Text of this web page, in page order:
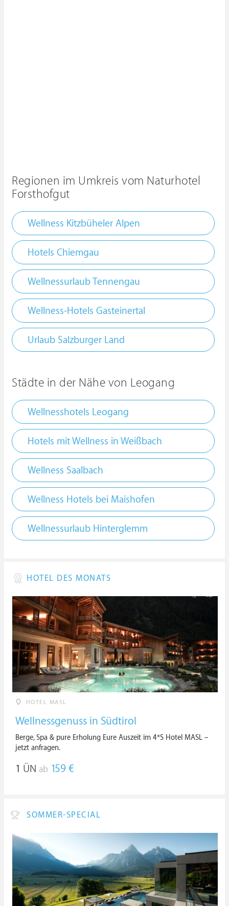
Regionen im Umkreis vom Naturhotel
Forsthofgut
Wellness Kitzbüheler Alpen
Hotels Chiemgau
Wellnessurlaub Tennengau
Wellness-Hotels Gasteinertal
Urlaub Salzburger Land
Städte in der Nähe von Leogang
Wellnesshotels Leogang
Hotels mit Wellness in Weißbach
Wellness Saalbach
Wellness Hotels bei Maishofen
Wellnessurlaub Hinterglemm
HOTEL DES MONATS
HOTEL MASL
Wellnessgenuss in Südtirol
Berge, Spa & pure Erholung Eure Auszeit im 4*S Hotel MASL –
jetzt anfragen.
1 ÜN ab 159 €
SOMMER-SPECIAL